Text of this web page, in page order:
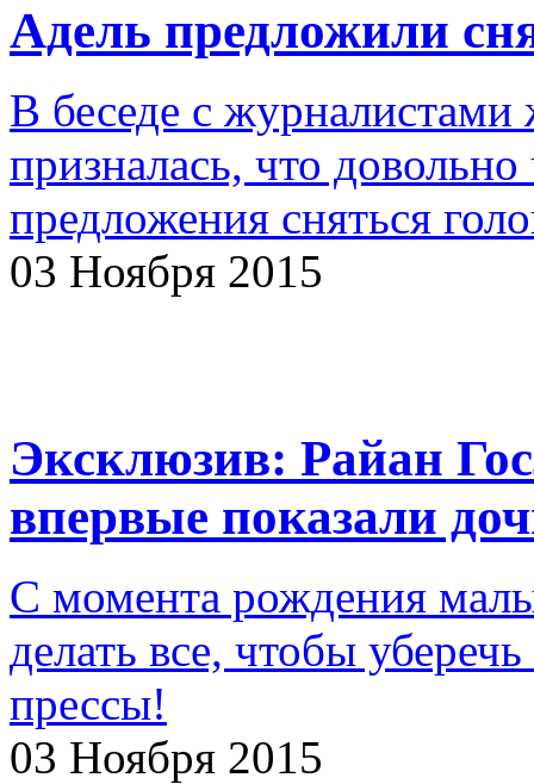
Адель предложили
В беседе с
призналась, что
предложения сняться
03 Ноября 2015
Эксклюзив: Райан
впервые показали
С момента рождения
делать все, чтобы
прессы!
03 Ноября 2015